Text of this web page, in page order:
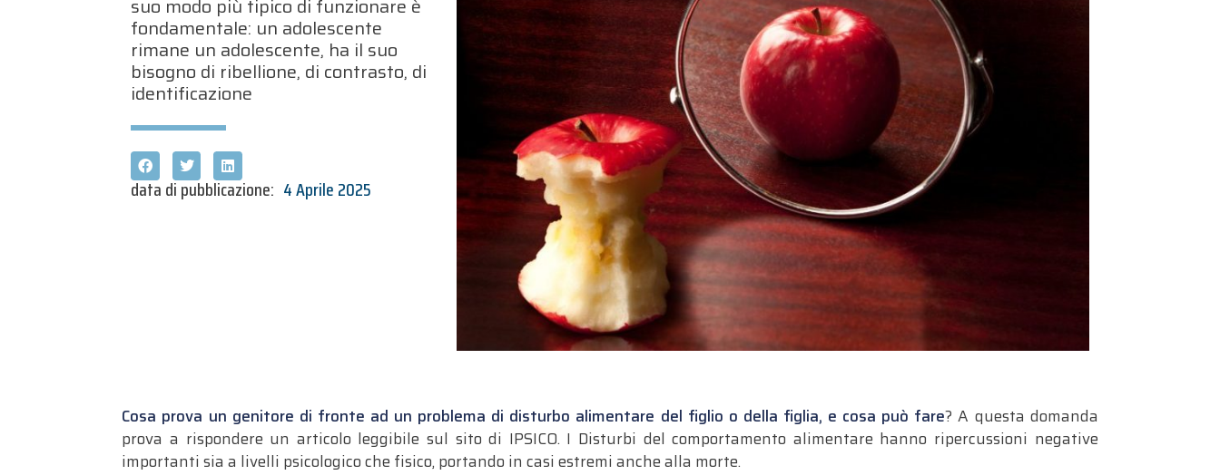
suo modo più tipico di funzionare è
fondamentale: un adolescente
rimane un adolescente, ha il suo
bisogno di ribellione, di contrasto, di
identificazione
data di pubblicazione: 4 Aprile 2025
Cosa prova un genitore di fronte ad un problema di disturbo alimentare del figlio o della figlia, e cosa può fare? A questa domanda
prova a rispondere un articolo leggibile sul sito di IPSICO. I Disturbi del comportamento alimentare hanno ripercussioni negative
importanti sia a livelli psicologico che fisico, portando in casi estremi anche alla morte.